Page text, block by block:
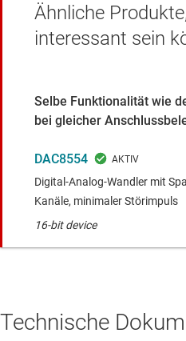
Ähnliche
interessant sein
Selbe Funktionalität wie
bei gleicher
DAC8554
Digital-Analog-Wandler mit
Kanäle, minimaler Störimpuls
16-bit device
Technische